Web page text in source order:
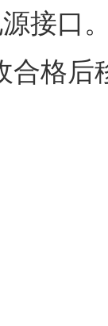
接口
合格